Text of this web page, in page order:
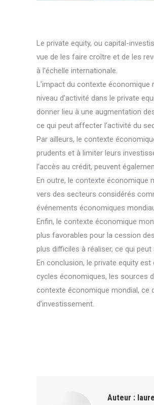
Le private equity, ou capital-
vue de les faire croître et de les
à l’échelle internationale.
L’impact du contexte économique
niveau d’activité dans le private
donner lieu à une augmentation
ce qui peut affecter l’activité du
Par ailleurs, le contexte
prudents et à limiter leurs
l’accès au crédit, peuvent
En outre, le contexte économique
vers des secteurs considérés
événements économiques
Enfin, le contexte économique
plus favorables pour la cession
plus difficiles à réaliser, ce qui
En conclusion, le private equity
cycles économiques, les sources
contexte économique mondial, ce
d’investissement.
Auteur :